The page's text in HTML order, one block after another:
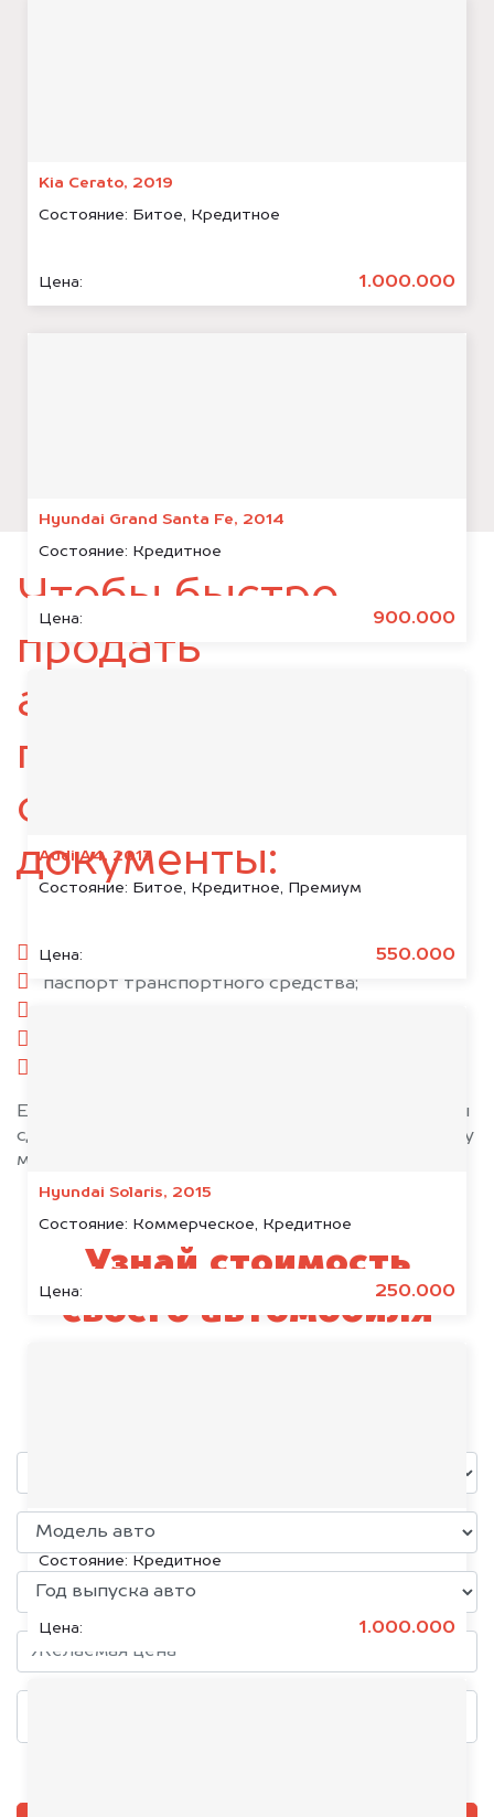
Kia Cerato, 2019
Состояние: Битое, Кредитное
Цена: 1.000.000
Hyundai Grand Santa Fe, 2014
Состояние: Кредитное
Цена: 900.000
Audi A4, 2013
Состояние: Битое, Кредитное, Премиум
Цена: 550.000
Hyundai Solaris, 2015
Состояние: Коммерческое, Кредитное
Цена: 250.000
KIA K5, 2020
Состояние: Кредитное
Цена: 1.000.000
Чтобы быстро
продать
автомобиль,
подготовьте
следующие
документы:
паспорт гражданина РФ;
паспорт транспортного средства;
Если у вас нет всех документов, то наши юристы
сделают всё возможное, чтобы оформить сделку
максимально быстро!
Узнай стоимость
своего автомобиля